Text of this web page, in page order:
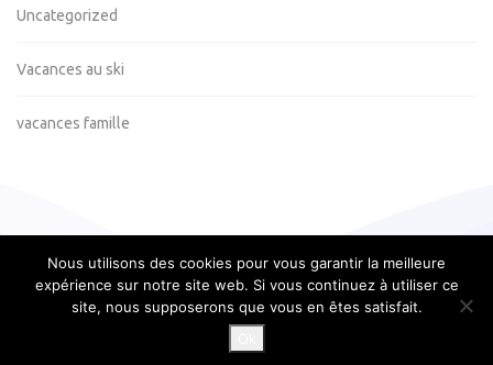
Uncategorized
Vacances au ski
vacances famille
Copyright © 2019. Blogberg Theme byKeon Themes
Mentions légales
Plan du site
Nous utilisons des cookies pour vous garantir la meilleure
expérience sur notre site web. Si vous continuez à utiliser ce
site, nous supposerons que vous en êtes satisfait.